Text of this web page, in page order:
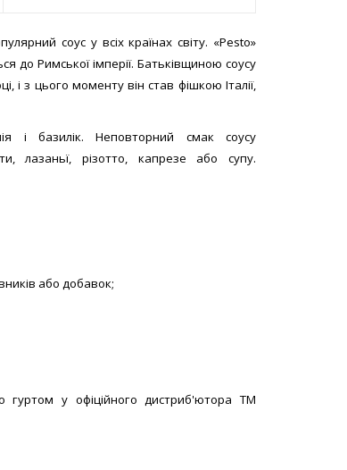
Код товару:0723
(Італія)
5/5
соус у всіх країнах світу. «Pesto»
до Римської імперії. Батьківщиною соусу
і з цього моменту він став фішкою Італії,
і базилік. Неповторний смак соусу
лазаньї, різотто, капрезе або супу.
або добавок;
гуртом у офіційного дистриб'ютора ТМ